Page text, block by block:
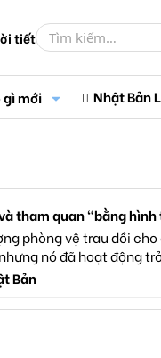
tiết
gì mới Nhật Bản
tham quan "bằng
phòng vệ trau dồi
nó đã hoạt động
Bản